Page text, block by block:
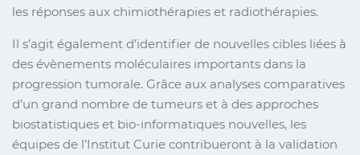
les réponses aux chimiothérapies et radiothérapies.
Il s’agit également d’identifier de nouvelles cibles liées à
des évènements moléculaires importants dans la
progression tumorale. Grâce aux analyses comparatives
d’un grand nombre de tumeurs et à des approches
biostatistiques et bio-informatiques nouvelles, les
équipes de l’Institut Curie contribueront à la validation